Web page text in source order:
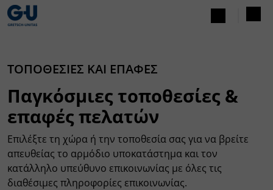
ΤΟΠΟΘΕΣΙΕΣ ΚΑΙ ΕΠΑΦΕΣ
Παγκόσμιες τοποθεσίες &
επαφές πελατών
Επιλέξτε τη χώρα ή την τοποθεσία σας για να βρείτε
απευθείας το αρμόδιο υποκατάστημα και τον
κατάλληλο υπεύθυνο επικοινωνίας με όλες τις
διαθέσιμες πληροφορίες επικοινωνίας.